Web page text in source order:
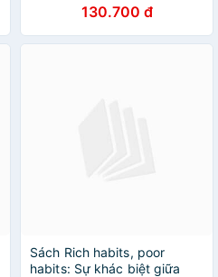
130.700 đ
Sách Rich habits, poor
habits: Sự khác biệt giữa